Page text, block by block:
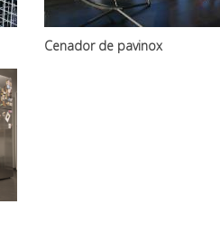
Cenador de pavinox